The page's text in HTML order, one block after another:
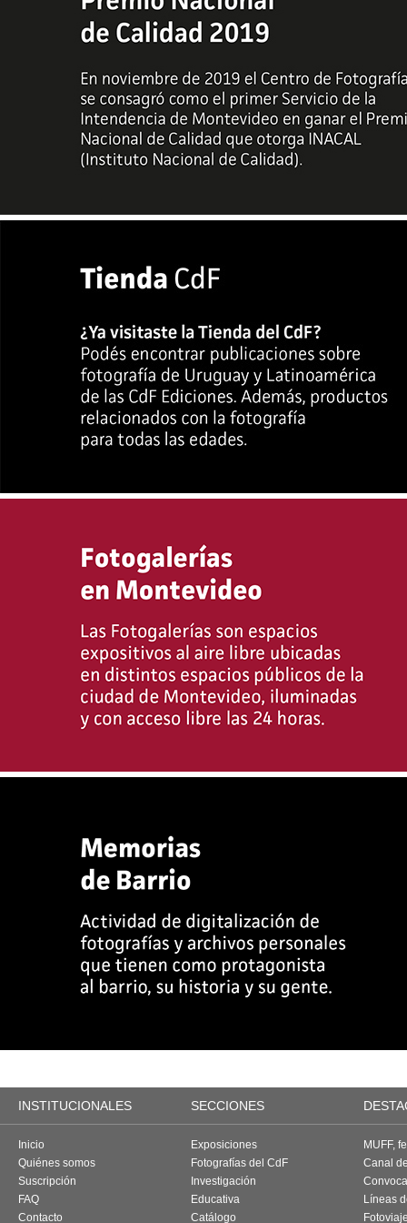
INSTITUCIONALES SECCIONES
Inicio
Quiénes somos
Suscripción
FAQ
Contacto
Exposiciones
Fotografías del CdF
Investigación
Educativa
Catálogo
MUFF,
Canal
Líneas